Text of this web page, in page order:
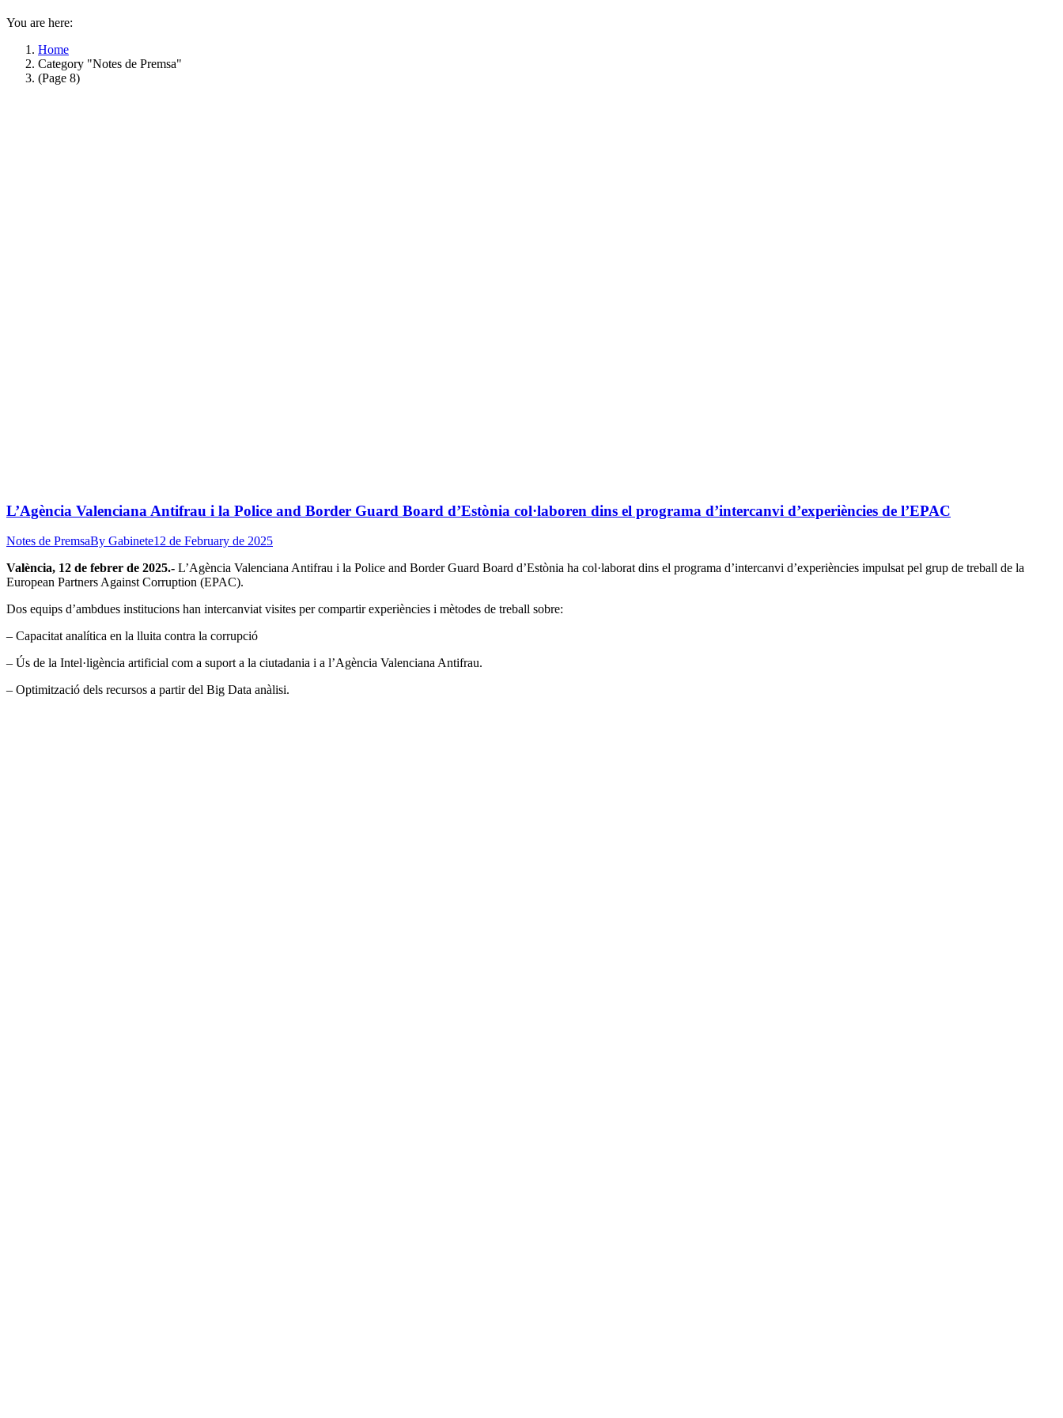
You are here:
Home
Category "Notes de Premsa"
(Page 8)
L’Agència Valenciana Antifrau i la Police and Border Guard Board d’Estònia col·laboren dins el programa d’intercanvi d’experiències de l’EPAC
Notes de PremsaBy Gabinete12 de February de 2025
València, 12 de febrer de 2025.- L’Agència Valenciana Antifrau i la Police and Border Guard Board d’Estònia ha col·laborat dins el programa d’intercanvi d’experiències impulsat pel grup de treball de la
European Partners Against Corruption (EPAC).
Dos equips d’ambdues institucions han intercanviat visites per compartir experiències i mètodes de treball sobre:
– Capacitat analítica en la lluita contra la corrupció
– Ús de la Intel·ligència artificial com a suport a la ciutadania i a l’Agència Valenciana Antifrau.
– Optimització dels recursos a partir del Big Data anàlisi.